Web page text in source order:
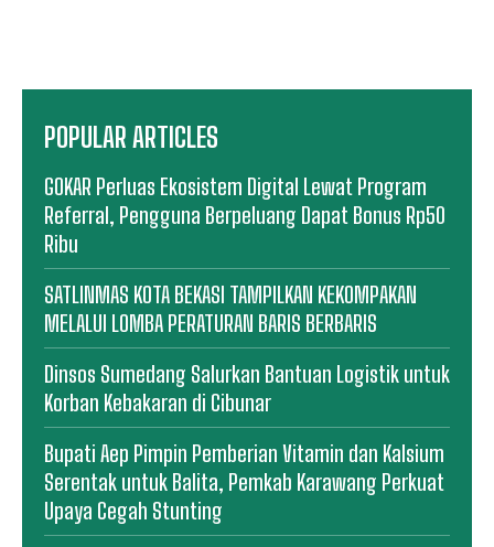
POPULAR ARTICLES
GOKAR Perluas Ekosistem Digital Lewat Program
Referral, Pengguna Berpeluang Dapat Bonus Rp50
Ribu
SATLINMAS KOTA BEKASI TAMPILKAN KEKOMPAKAN
MELALUI LOMBA PERATURAN BARIS BERBARIS
Dinsos Sumedang Salurkan Bantuan Logistik untuk
Korban Kebakaran di Cibunar
Bupati Aep Pimpin Pemberian Vitamin dan Kalsium
Serentak untuk Balita, Pemkab Karawang Perkuat
Upaya Cegah Stunting